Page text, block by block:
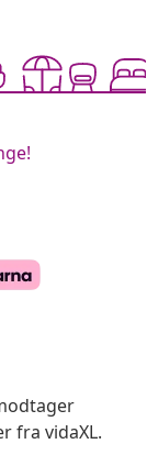
fra vidaXL.